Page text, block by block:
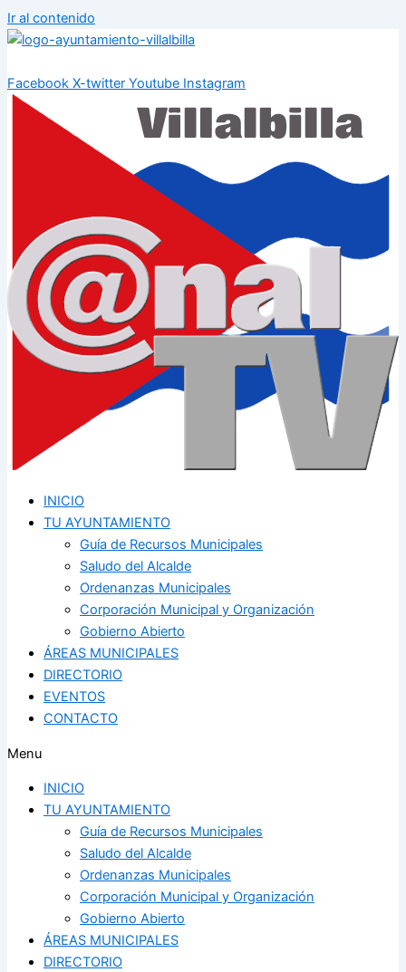
Ir al contenido
Facebook X-twitter Youtube Instagram
INICIO
TU AYUNTAMIENTO
Guía de Recursos Municipales
Saludo del Alcalde
Ordenanzas Municipales
Corporación Municipal y Organización
Gobierno Abierto
ÁREAS MUNICIPALES
DIRECTORIO
EVENTOS
CONTACTO
Menu
INICIO
TU AYUNTAMIENTO
Guía de Recursos Municipales
Saludo del Alcalde
Ordenanzas Municipales
Corporación Municipal y Organización
Gobierno Abierto
ÁREAS MUNICIPALES
DIRECTORIO